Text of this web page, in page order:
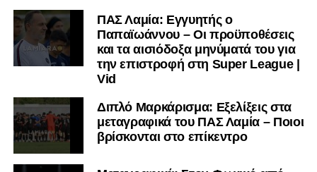
ΠΑΣ Λαμία: Εγγυητής ο
Παπαϊωάννου – Οι προϋποθέσεις
και τα αισιόδοξα μηνύματά του για
την επιστροφή στη Super League |
Vid
Διπλό Μαρκάρισμα: Εξελίξεις στα
μεταγραφικά του ΠΑΣ Λαμία – Ποιοι
βρίσκονται στο επίκεντρο